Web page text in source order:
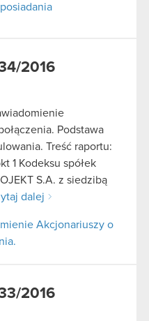
2016
Podstawa
Treść raportu:
1 Kodeksu spółek
S.A. z siedzibą
dalej
Akcjonariuszy o
2016